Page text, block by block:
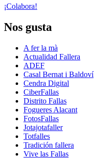
¡Colabora!
Nos gusta
A fer la mà
Actualidad Fallera
ADEF
Casal Bernat i Baldoví
Cendra Digital
CiberFallas
Distrito Fallas
Fogueres Alacant
FotosFallas
Jotajotafaller
Totfalles
Tradición fallera
Vive las Fallas